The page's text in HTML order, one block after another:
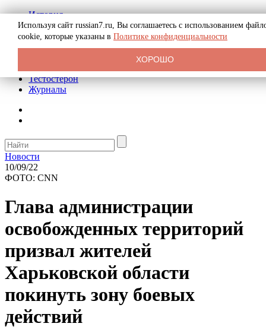
История
Биография
Криминал
Реклама на сайте
Тестостерон
Журналы
Новости
10/09/22
ФОТО: CNN
Глава администрации
освобожденных территорий
призвал жителей
Харьковской области
покинуть зону боевых
действий
Используя сайт russian7.ru, Вы соглашаетесь с использованием
cookie, которые указаны в Политике конфиденциальности
ХОРОШО